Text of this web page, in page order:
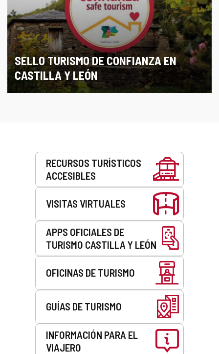
SELLO TURISMO DE CONFIANZA EN
CASTILLA Y LEÓN
RECURSOS TURÍSTICOS
ACCESIBLES
VISITAS VIRTUALES
APPS OFICIALES DE
TURISMO CASTILLA Y LEÓN
OFICINAS DE TURISMO
GUÍAS DE TURISMO
INFORMACIÓN PARA EL
VIAJERO